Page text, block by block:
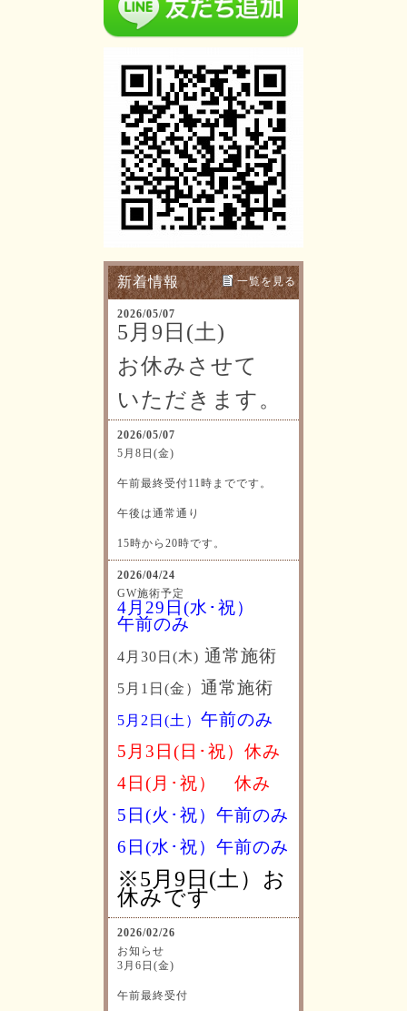
新着情報 一覧を見る
2026/05/07
5月9日(土)
お休みさせて
いただきます。
2026/05/07
5月8日(金)
午前最終受付11時までです。
午後は通常通り
15時から20時です。
2026/04/24
GW施術予定
4月29日(水･祝）
午前のみ
4月30日(木) 通常施術
5月1日(金） 通常施術
5月2日(土） 午前のみ
5月3日(日･祝）休み
4日(月･祝） 休み
5日(火･祝）午前のみ
6日(水･祝） 午前のみ
※5月9日(土）お
休みです
2026/02/26
お知らせ
3月6日(金)
午前最終受付